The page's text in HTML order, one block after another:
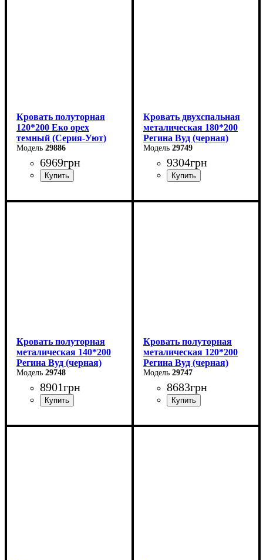
Кровать полуторная
120*200 Еко орех
темный (Серия-Уют)
29886
6969грн
Ширина: 124 см
Кровать двухспальная
металическая 180*200
Регина Вуд (черная)
29749
9304грн
Ширина: 180 см
Кровать полуторная
металическая 140*200
Регина Вуд (черная)
29748
8901грн
Ширина: 140 см
Кровать полуторная
металическая 120*200
Регина Вуд (черная)
29747
8683грн
Ширина: 120 см